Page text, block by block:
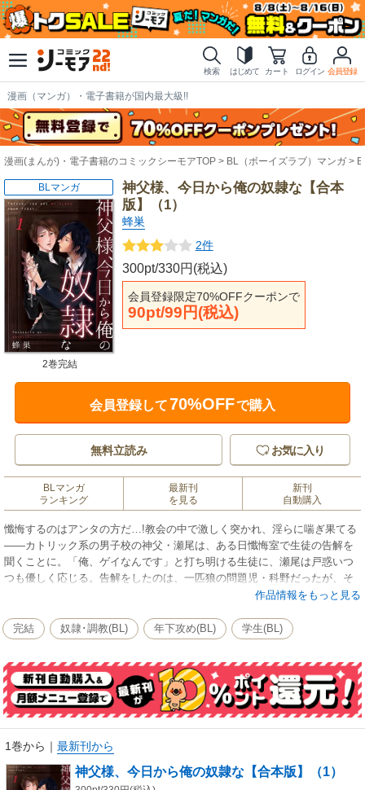
検索 はじめて カート ログイン 会員登録
漫画（マンガ）・電子書籍が国内最大級!!
漫画(まんが)・電子書籍のコミックシーモアTOP BL（ボーイズラブ）マンガ
神父様、今日から俺の奴隷な【合本
版】（1）
蜂巣
2件
300pt/330円(税込)
会員登録限定70%OFFクーポンで
90pt/99円(税込)
BLマンガ
2巻完結
会員登録して70%OFFで購入
無料立読み お気に入り
BLマンガ
ランキング
最新刊
を見る
新刊
自動購入
懺悔するのはアンタの方だ…!教会の中で激しく突かれ、淫らに喘ぎ果てる
――カトリック系の男子校の神父・瀬尾は、ある日懺悔室で生徒の告解を
聞くことに。「俺、ゲイなんです」と打ち明ける生徒に、瀬尾は戸惑いつ
つも優しく応じる。告解をしたのは、一匹狼の問題児・科野だったが、そ
の後なぜか「科野がゲイである」という噂が広まってしまう…。無実なの
ックをはだけられ、体の奥に快楽を教え込まれ――神様、今だけは私を見
ないで下さい… ※本商品は分冊版の1～2巻に収録されています。あらか
作品情報をもっと見る
完結 奴隷･調教(BL) 年下攻め(BL) 学生(BL)
1巻から ｜ 最新刊から
神父様、今日から俺の奴隷な【合本版】（1）